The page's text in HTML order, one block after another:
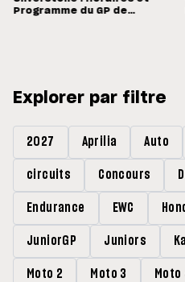
Programme du GP de
Explorer par filtre
2027 Aprilia Auto
circuits Concours
Endurance EWC
JuniorGP Juniors
Moto 2 Moto 3 Moto